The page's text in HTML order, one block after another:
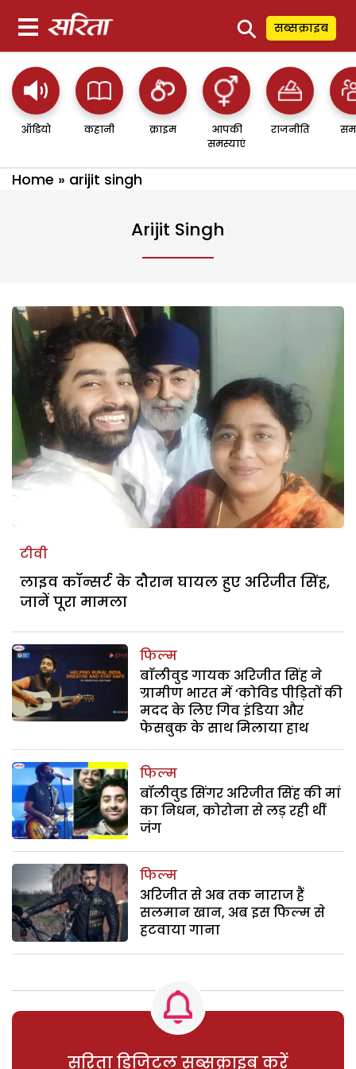
⚲ सब्सक्राइब
ऑडियो कहानी क्राइम
आपकी
समस्याएं
राजनीति
Home » arijit singh
Arijit Singh
टीवी
लाइव कॉन्सर्ट के दौरान घायल हुए अरिजीत सिंह,
जानें पूरा मामला
फिल्म
बाॅलीवुड गायक अरिजीत सिंह ने
ग्रामीण भारत में ‘कोविड पीड़ितों की
मदद के लिए गिव इंडिया और
फेसबुक के साथ मिलाया हाथ
फिल्म
बॉलीवुड सिंगर अरिजीत सिंह की मां
का निधन, कोरोना से लड़ रही थीं
जंग
फिल्म
अरिजीत से अब तक नाराज हैं
सलमान खान, अब इस फिल्म से
हटवाया गाना
सरिता डिजिटल सब्सक्राइब करें